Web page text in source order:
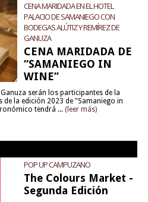
CENA MARIDADA EN EL HOTEL
PALACIO DE SAMANIEGO CON
BODEGAS ALÚTIZ Y REMÍREZ DE
GANUZA
CENA MARIDADA DE
“SAMANIEGO IN
WINE”
serán los participantes de la
de la edición 2023 de "Samaniego in
tendrá ... (leer más)
POP UP CAMPUZANO
The Colours Market -
Segunda Edición